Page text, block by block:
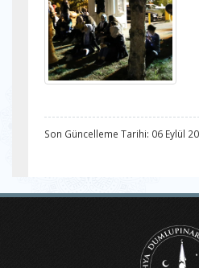
Son Güncelleme Tarihi: 06 Eylül